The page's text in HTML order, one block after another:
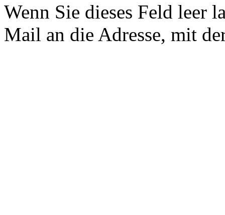
Wenn Sie dieses Feld leer
Mail an die Adresse, mit